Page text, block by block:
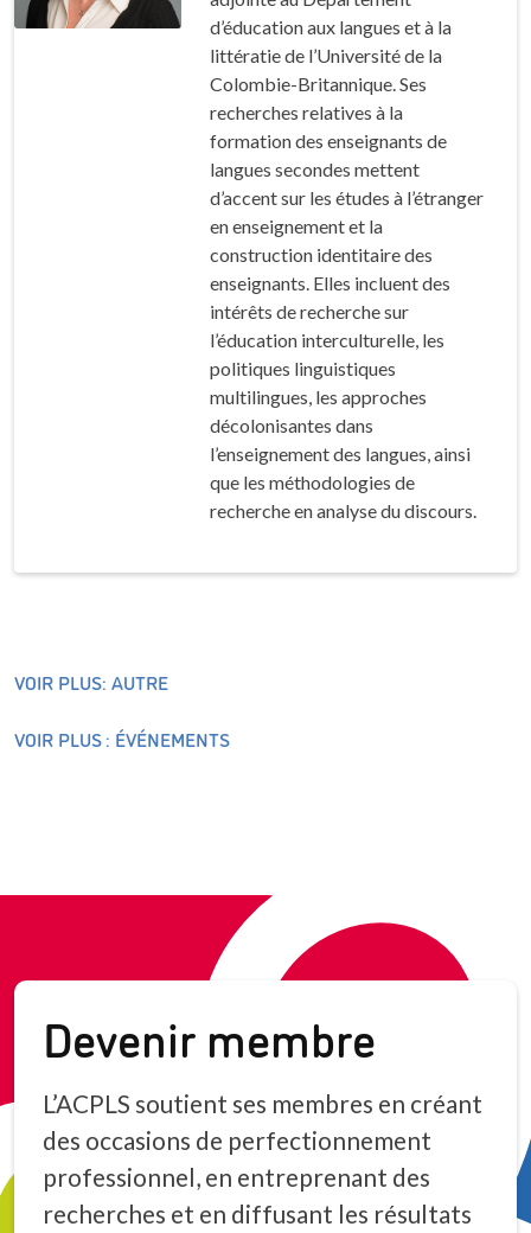
d’éducation aux langues et à la
littératie de l’Université de la
Colombie-Britannique. Ses
recherches relatives à la
formation des enseignants de
langues secondes mettent
d’accent sur les études à l’étranger
en enseignement et la
construction identitaire des
enseignants. Elles incluent des
intérêts de recherche sur
l’éducation interculturelle, les
politiques linguistiques
multilingues, les approches
décolonisantes dans
l’enseignement des langues, ainsi
que les méthodologies de
recherche en analyse du discours.
VOIR PLUS: AUTRE
VOIR PLUS : ÉVÉNEMENTS
Devenir membre
L’ACPLS soutient ses membres en créant
des occasions de perfectionnement
professionnel, en entreprenant des
recherches et en diffusant les résultats